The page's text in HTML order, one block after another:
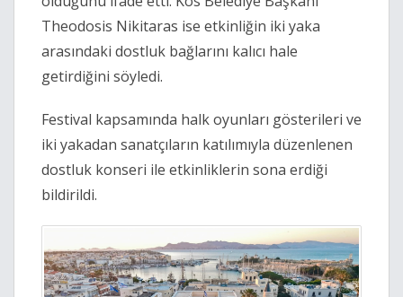
Theodosis Nikitaras ise etkinliğin iki yaka
arasındaki dostluk bağlarını kalıcı hale
getirdiğini söyledi.
Festival kapsamında halk oyunları gösterileri ve
iki yakadan sanatçıların katılımıyla düzenlenen
dostluk konseri ile etkinliklerin sona erdiği
bildirildi.